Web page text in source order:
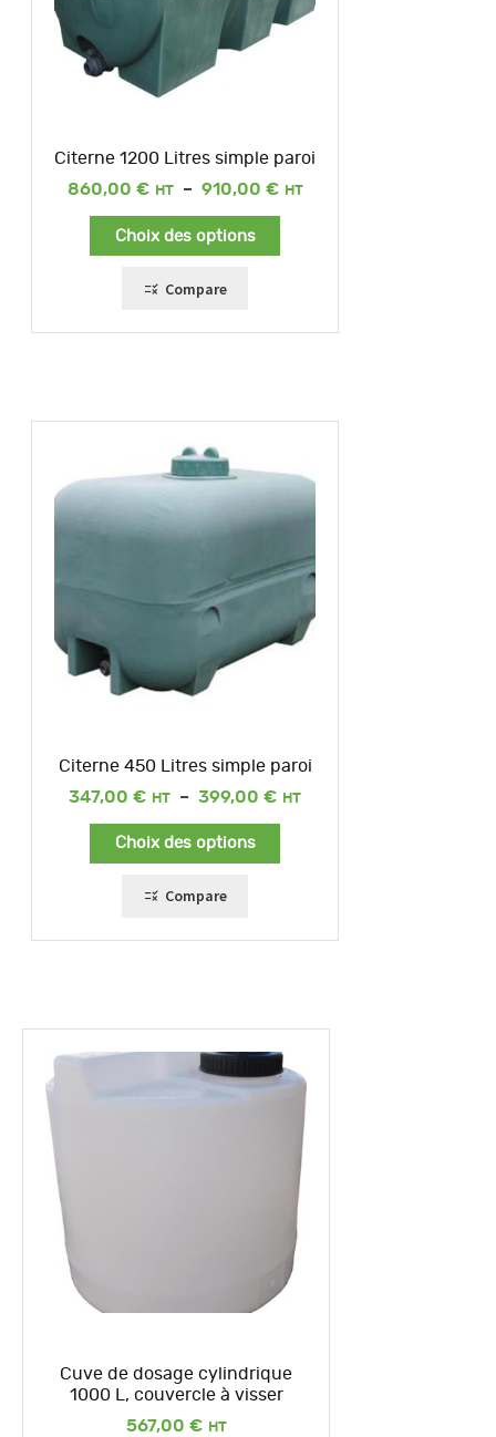
Citerne 1200 Litres simple paroi
860,00 € – 910,00 €
Plage
Choix des options
Compare
Citerne 450 Litres simple paroi
347,00 € – 399,00 €
Plage
Choix des options
Compare
Cuve de dosage cylindrique
1000 L, couvercle à visser
567,00 €